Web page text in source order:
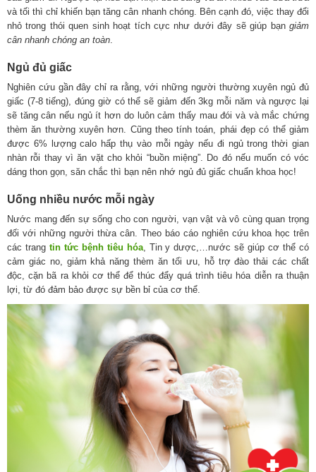
và tối thì chỉ khiến bạn tăng cân nhanh chóng. Bên cạnh đó, việc thay đổi
nhỏ trong thói quen sinh hoạt tích cực như dưới đây sẽ giúp bạngiảm
cân nhanh chóng an toàn
Ngủ đủ giấc
Nghiên cứu gần đây chỉ ra rằng, với những người thường xuyên ngủ đủ
giấc (7-8 tiếng), đúng giờ có thể sẽ giảm đến 3kg mỗi năm và ngược lại
sẽ tăng cân nếu ngủ ít hơn do luôn cảm thấy mau đói và và mắc chứng
thèm ăn thường xuyên hơn. Cũng theo tính toán, phái đẹp có thể giảm
được 6% lượng calo hấp thụ vào mỗi ngày nếu đi ngủ trong thời gian
nhàn rỗi thay vì ăn vặt cho khỏi “buồn miệng”. Do đó nếu muốn có vóc
dáng thon gọn, săn chắc thì bạn nên nhớ ngủ đủ giấc chuẩn khoa học!
Uống nhiều nước mỗi ngày
Nước mang đến sự sống cho con người, vạn vật và vô cùng quan trọng
đối với những người thừa cân. Theo báo cáo nghiên cứu khoa học trên
các trang tin tức bệnh tiêu hóa, Tin y dược,…nước sẽ giúp cơ thể có
cảm giác no, giảm khả năng thèm ăn tối ưu, hỗ trợ đào thải các chất
độc, cặn bã ra khỏi cơ thể để thúc đẩy quá trình tiêu hóa diễn ra thuận
lợi, từ đó đảm bảo được sự bền bỉ của cơ thể.